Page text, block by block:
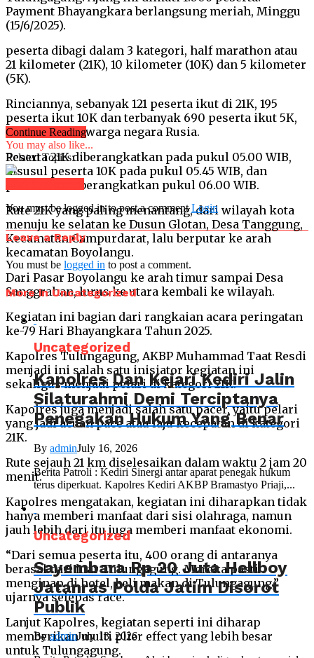
Payment Bhayangkara berlangsung meriah, Minggu
(15/6/2025).
peserta dibagi dalam 3 kategori, half marathon atau
21 kilometer (21K), 10 kilometer (10K) dan 5 kilometer
(5K).
Rinciannya, sebanyak 121 peserta ikut di 21K, 195
peserta ikut 10K dan terbanyak 690 peserta ikut 5K,
satu di antara warga negara Rusia.
Peserta 21K diberangkatkan pada pukul 05.00 WIB,
disusul peserta 10K pada pukul 05.45 WIB, dan
peserta 5K diberangkatkan pukul 06.00 WIB.
Rute 21K yang paling menantang, dari wilayah kota
menuju ke selatan ke Dusun Glotan, Desa Tanggung,
Kecamatan Campurdarat, lalu berputar ke arah
kecamatan Boyolangu.
Dari Pasar Boyolangu ke arah timur sampai Desa
Sanggrahan, lurus ke utara kembali ke wilayah.
Kegiatan ini bagian dari rangkaian acara peringatan
ke-79 Hari Bhayangkara Tahun 2025.
Kapolres Tulungagung, AKBP Muhammad Taat Resdi
menjadi ini salah satu inisiator kegiatan ini
sekaligus menjadi pelari di kategori 21K.
Kapolres juga menjadi salah satu pacer, yaitu pelari
yang jadi acuan pace atau laju kecepatan di kategori
21K.
Rute sejauh 21 km diselesaikan dalam waktu 2 jam 20
menit.
Kapolres mengatakan, kegiatan ini diharapkan tidak
hanya memberi manfaat dari sisi olahraga, namun
jauh lebih dari itu juga memberi manfaat ekonomi.
“Dari semua peserta itu, 400 orang di antaranya
berasal dari luar Tulungagung. Mereka pasti
menginap di hotel, beli makan di Tulungagung,”
ujarnya selepas race.
Lanjut Kapolres, kegiatan seperti ini diharap
memberikan multi plier effect yang lebih besar
untuk Tulungagung.
Continue Reading
You may also like...
Related Topics:
You must be logged in to post a commentLogin
Leave a Reply
You must be logged in to post a comment.
More in Uncategorized
Uncategorized
Kapolres Dan Kejari Kediri Jalin
Silaturahmi Demi Terciptanya
Penegakan Hukum Yang Benar
By adminJuly 16, 2026
Berita Patroli : Kediri Sinergi antar aparat penegak hukum
terus diperkuat. Kapolres Kediri AKBP Bramastyo Priaji,...
Uncategorized
Sayembara Rp 20 Juta Hellboy
Jatanras Polda Jatim Disorot
Publik
ByadminJuly 13, 2026